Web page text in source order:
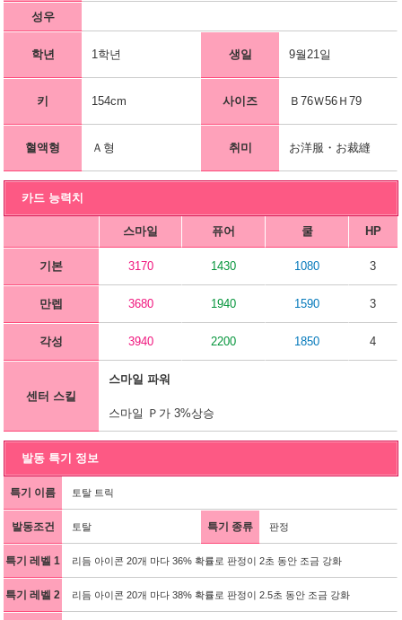
성우
학년 1학년 생일 9월21일
키 154cm 사이즈 Ｂ76Ｗ56Ｈ79
혈액형 Ａ형 취미 お洋服・お裁縫
카드 능력치
스마일 퓨어 쿨 HP
기본 3170 1430 1080 3
만렙 3680 1940 1590 3
각성 3940 2200 1850 4
센터 스킬
스마일 파워
스마일 Ｐ가 3%상승
발동 특기 정보
특기 이름 토탈 트릭
발동조건 토탈 특기 종류 판정
특기 레벨 1 리듬 아이콘 20개 마다 36% 확률로 판정이 2초 동안 조금 강화
특기 레벨 2 리듬 아이콘 20개 마다 38% 확률로 판정이 2.5초 동안 조금 강화